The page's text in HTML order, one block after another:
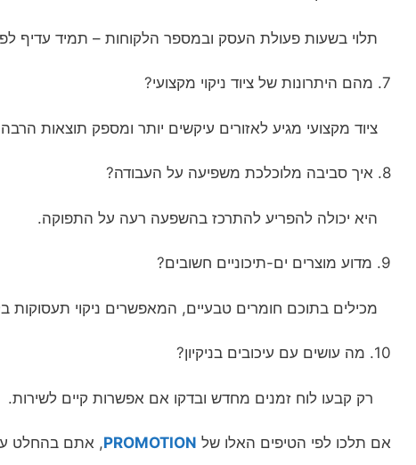
תלוי בשעות פעולת העסק ובמספר הלקוחות – תמיד עדיף
7. מהם היתרונות של ציוד ניקוי מקצועי?
ציוד מקצועי מגיע לאזורים עיקשים יותר ומספק תוצאות
8. איך סביבה מלוכלכת משפיעה על העבודה?
היא יכולה להפריע להתרכז בהשפעה רעה על התפוקה.
9. מדוע מוצרים ים-תיכוניים חשובים?
מכילים בתוכם חומרים טבעיים, המאפשרים ניקוי תעסוקות
10. מה עושים עם עיכובים בניקיון?
רק קבעו לוח זמנים מחדש ובדקו אם אפשרות קיים לשירות.
אם תלכו לפי הטיפים האלו של PROMOTION, אתם בהחלט על